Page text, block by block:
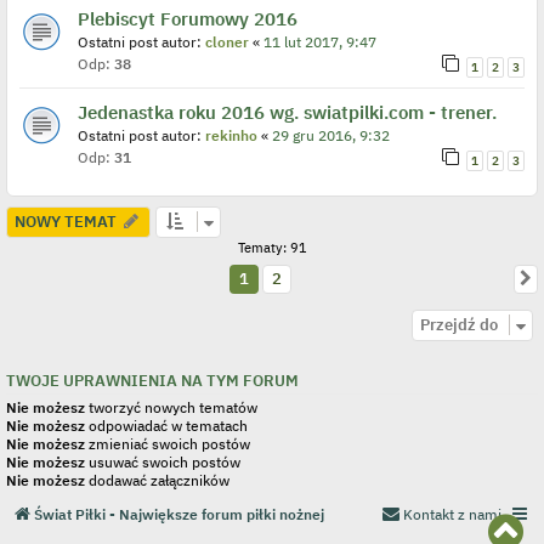
Plebiscyt Forumowy 2016
Ostatni post autor: cloner « 11 lut 2017, 9:47
Odp: 38 1 2 3
Jedenastka roku 2016 wg. swiatpilki.com - trener.
Ostatni post autor: rekinho « 29 gru 2016, 9:32
Odp: 31 1 2 3
NOWY TEMAT
Tematy: 91
1 2
Przejdź do
TWOJE UPRAWNIENIA NA TYM FORUM
Nie możesz tworzyć nowych tematów
Nie możesz odpowiadać w tematach
Nie możesz zmieniać swoich postów
Nie możesz usuwać swoich postów
Nie możesz dodawać załączników
N
Świat Piłki - Największe forum piłki nożnej Kontakt z nami